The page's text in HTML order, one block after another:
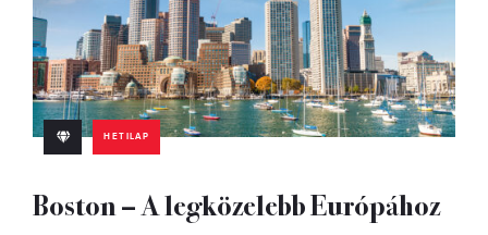
HETILAP
Boston – A legközelebb Európához